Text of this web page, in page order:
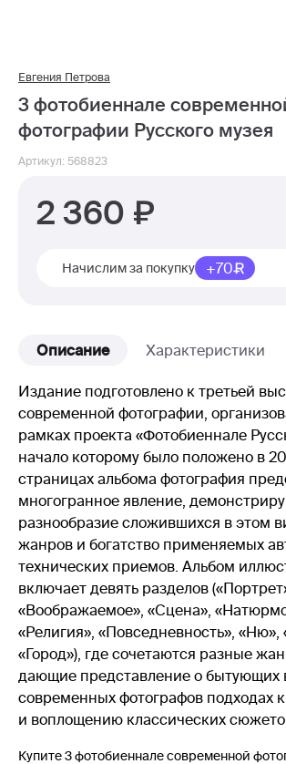
Евгения Петрова
3 фотобиеннале
фотографии Русского музея
Артикул: 568823
2 360
Начислим за покупку +70
Описание Характеристики
Издание подготовлено к третьей
современной фотографии,
рамках проекта «Фотобиеннале
начало которому было положено в
страницах альбома фотография
многогранное явление,
разнообразие сложившихся в этом
жанров и богатство применяемых
технических приемов. Альбом
включает девять разделов
«Воображаемое», «Сцена»,
«Религия», «Повседневность», «Hю»,
«Город»), где сочетаются разные
дающие представление о бытующих
современных фотографов подходах
и воплощению классических
Купите 3 фотобиеннале современной